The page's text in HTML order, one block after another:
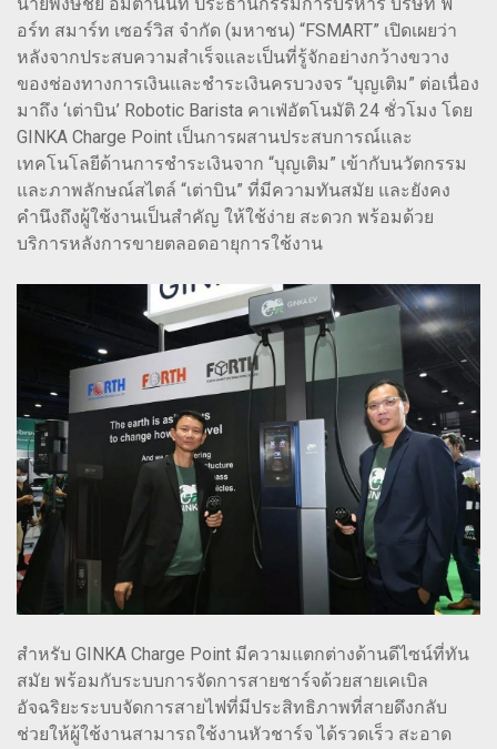
อร์ท สมาร์ท เซอร์วิส จำกัด (มหาชน) “FSMART” เปิดเผยว่า
หลังจากประสบความสำเร็จและเป็นที่รู้จักอย่างกว้างขวาง
ของช่องทางการเงินและชำระเงินครบวงจร “บุญเติม” ต่อเนื่อง
มาถึง ‘เต่าบิน’ Robotic Barista คาเฟ่อัตโนมัติ 24 ชั่วโมง โดย
GINKA Charge Point เป็นการผสานประสบการณ์และ
เทคโนโลยีด้านการชำระเงินจาก “บุญเติม” เข้ากับนวัตกรรม
และภาพลักษณ์สไตล์ “เต่าบิน” ที่มีความทันสมัย และยังคง
คำนึงถึงผู้ใช้งานเป็นสำคัญ ให้ใช้ง่าย สะดวก พร้อมด้วย
บริการหลังการขายตลอดอายุการใช้งาน
สำหรับ GINKA Charge Point มีความแตกต่างด้านดีไซน์ที่ทัน
สมัย พร้อมกับระบบการจัดการสายชาร์จด้วยสายเคเบิล
อัจฉริยะระบบจัดการสายไฟที่มีประสิทธิภาพที่สายดึงกลับ
ช่วยให้ผู้ใช้งานสามารถใช้งานหัวชาร์จ ได้รวดเร็ว สะอาด